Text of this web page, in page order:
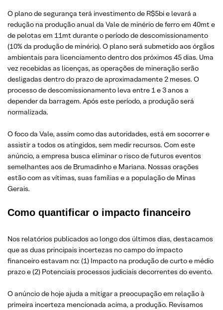
O plano de segurança terá investimento de R$5bi e levará a
redução na produção anual da Vale de minério de ferro em 40mt e
de pelotas em 11mt durante o período de descomissionamento
(10% da produção de minério). O plano será submetido aos órgãos
ambientais para licenciamento dentro dos próximos 45 dias. Uma
vez recebidas as licenças, as operações de mineração serão
desligadas dentro do prazo de aproximadamente 2 meses. O
processo de descomissionamento leva entre 1 e 3 anos a
depender da barragem. Após este período, a produção será
normalizada.
O foco da Vale, assim como das autoridades, está em socorrer e
assistir a todos os atingidos, sem medir recursos. Com este
anúncio, a empresa busca eliminar o risco de futuros eventos
semelhantes aos de Brumadinho e Mariana. Nossas orações
estão com as vítimas, suas famílias e a população de Minas
Gerais.
Como quantificar o impacto financeiro
Nos relatórios publicados ao longo dos últimos dias, destacamos
que as duas principais incertezas no campo do impacto
financeiro estavam no: (1) Impacto na produção de curto e médio
prazo e (2) Potenciais processos judiciais decorrentes do evento.
O anúncio de hoje ajuda a mitigar a preocupação em relação à
primeira incerteza mencionada acima, a produção. Revisamos